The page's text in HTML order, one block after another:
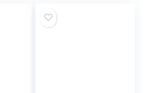
Schnecken,
optimale Kalzium-